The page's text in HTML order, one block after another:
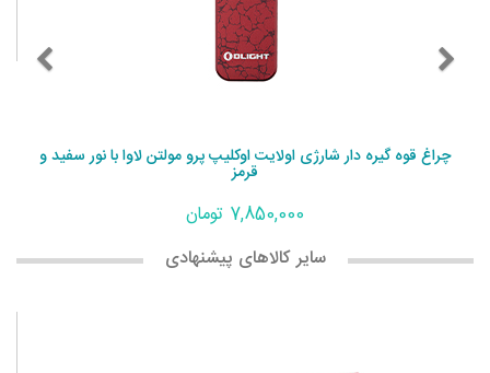
چراغ قوه گیره دار شارژی اولایت اوکلیپ پرو مولتن لاوا با نور سفید و
قرمز
7,850,000 تومان
سایر کالاهای پیشنهادی